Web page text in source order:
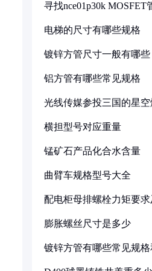
寻找nce01p30k MOSFET
电梯的尺寸有哪些规格
镀锌方管尺寸一般有哪些
铝方管有哪些常见规格
光线传媒参投三国的星空
横担型号对应重量
锰矿石产品化合水含量
曲臂车规格型号大全
配电柜母排螺栓力矩要
膨胀螺丝尺寸是多少
镀锌方管有哪些常见规